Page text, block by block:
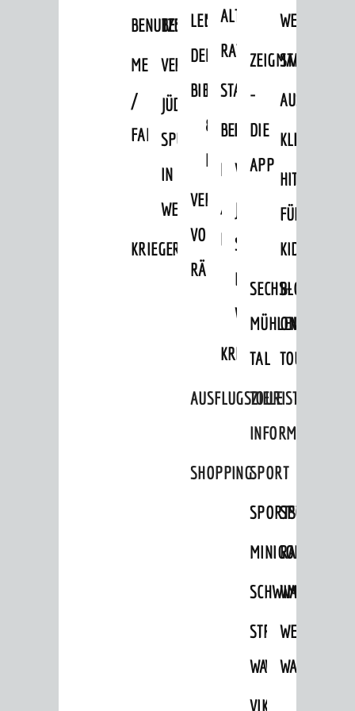
BENUTZUNG
MELDEKARTEI
/
FAMILIENFORSCHUNG
BESTANDSÜBERSICHT
VERÖFFENTLICHUNGEN
JÜDISCHE
SPUREN
IN
WEINHEIM
KRIEGERDENKMAL
LEIHVERKEHR
DER
BIBLIOTHEK
SERVICE
FÜR
LEHRER/INNEN
&
ERZIEHER/INNEN
VERMIETUNG
VON
RÄUMEN
ALTEN
RATHAUS
STADTARCHIV
BENUTZUNG
MELDEKARTEI
/
FAMILIENFORSCHUNG
JÜDISCHE
SPUREN
IN
WEINHEIM
KRIEGERDENKMAL
WEG
ZEIGMAL
-
DIE
APP
STADTTEILE
HITS
FÜR
KIDS
SECHS-
MÜHLEN-
TAL
BLOGGER
ON
TOUR
AUSFLUGSZIELE
TOURIST
INFORMATION
SHOPPINGSPORT
SPORTSTÄTTEN
MINIGOLFRADFAHREN
SCHWIMMEN
STRANDBAD
WAIDSEE
TSG
VIKTOR-
WANDERN
WEINHEIMER
Volkshochschule
Musikschule
Veranstaltungskalender